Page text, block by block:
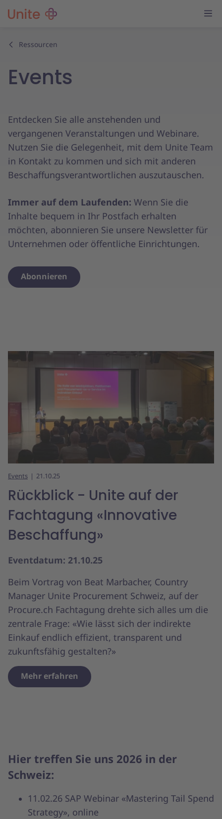
Ressourcen
Events
Entdecken Sie alle anstehenden und
vergangenen Veranstaltungen und Webinare.
Nutzen Sie die Gelegenheit, mit dem Unite Team
in Kontakt zu kommen und sich mit anderen
Beschaffungsverantwortlichen auszutauschen.
Immer auf dem Laufenden: Wenn Sie die
Inhalte bequem in Ihr Postfach erhalten
möchten, abonnieren Sie unsere Newsletter für
Unternehmen oder öffentliche Einrichtungen.
Abonnieren
Events 21.10.25
Rückblick - Unite auf der
Fachtagung «Innovative
Beschaffung»
Eventdatum: 21.10.25
Beim Vortrag von Beat Marbacher, Country
Manager Unite Procurement Schweiz, auf der
Procure.ch Fachtagung drehte sich alles um die
zentrale Frage: «Wie lässt sich der indirekte
Einkauf endlich effizient, transparent und
zukunftsfähig gestalten?»
Mehr erfahren
Hier treffen Sie uns 2026 in der
Schweiz:
11.02.26 SAP Webinar «Mastering Tail Spend
Strategy», online